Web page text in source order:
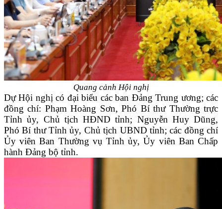
Quang cảnh Hội nghị
Dự Hội nghị có đại biểu các ban Đảng Trung ương; các
đồng chí: Phạm Hoàng Sơn, Phó Bí thư Thường trực
Tỉnh ủy, Chủ tịch HĐND tỉnh; Nguyễn Huy Dũng,
Phó Bí thư Tỉnh ủy, Chủ tịch UBND tỉnh; các đồng chí
Ủy viên Ban Thường vụ Tỉnh ủy, Ủy viên Ban Chấp
hành Đảng bộ tỉnh.